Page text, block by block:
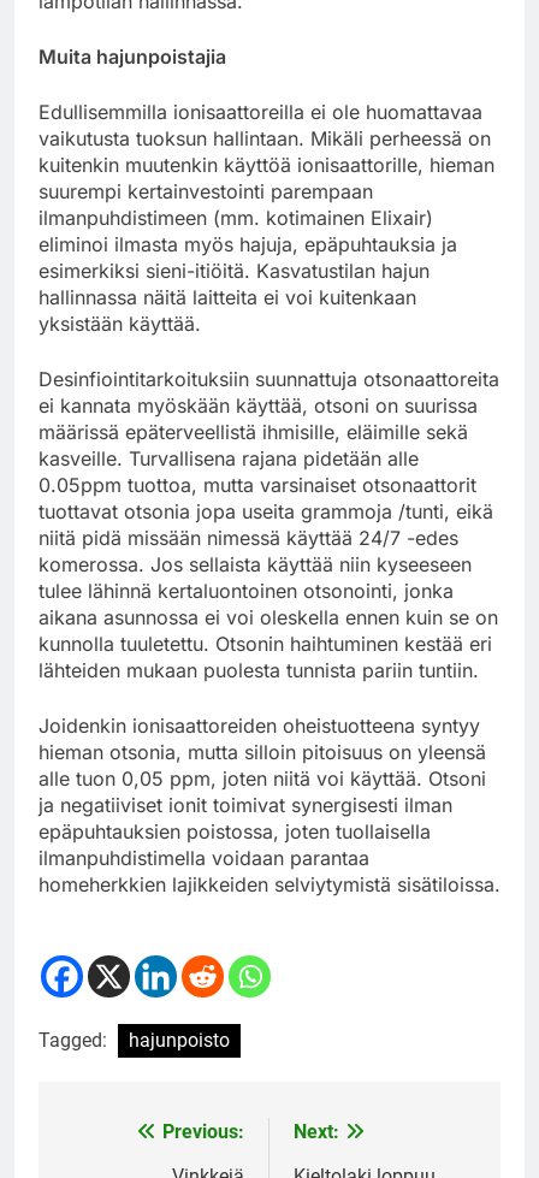
Muita hajunpoistajia
Edullisemmilla ionisaattoreilla ei ole huomattavaa
vaikutusta tuoksun hallintaan. Mikäli perheessä on
kuitenkin muutenkin käyttöä ionisaattorille, hieman
suurempi kertainvestointi parempaan
ilmanpuhdistimeen (mm. kotimainen Elixair)
eliminoi ilmasta myös hajuja, epäpuhtauksia ja
esimerkiksi sieni-itiöitä. Kasvatustilan hajun
hallinnassa näitä laitteita ei voi kuitenkaan
yksistään käyttää.
Desinfiointitarkoituksiin suunnattuja otsonaattoreita
ei kannata myöskään käyttää, otsoni on suurissa
määrissä epäterveellistä ihmisille, eläimille sekä
kasveille. Turvallisena rajana pidetään alle
0.05ppm tuottoa, mutta varsinaiset otsonaattorit
tuottavat otsonia jopa useita grammoja /tunti, eikä
niitä pidä missään nimessä käyttää 24/7 -edes
komerossa. Jos sellaista käyttää niin kyseeseen
tulee lähinnä kertaluontoinen otsonointi, jonka
aikana asunnossa ei voi oleskella ennen kuin se on
kunnolla tuuletettu. Otsonin haihtuminen kestää eri
lähteiden mukaan puolesta tunnista pariin tuntiin.
Joidenkin ionisaattoreiden oheistuotteena syntyy
hieman otsonia, mutta silloin pitoisuus on yleensä
alle tuon 0,05 ppm, joten niitä voi käyttää. Otsoni
ja negatiiviset ionit toimivat synergisesti ilman
epäpuhtauksien poistossa, joten tuollaisella
ilmanpuhdistimella voidaan parantaa
homeherkkien lajikkeiden selviytymistä sisätiloissa.
Tagged: hajunpoisto
Previous:
Next: